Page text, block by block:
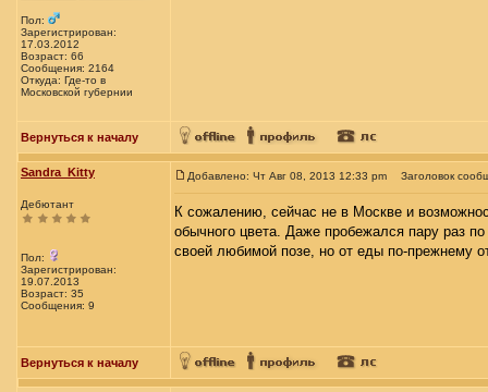
Пол:
Зарегистрирован:
17.03.2012
Возраст: 66
Сообщения: 2164
Откуда: Где-то в
Московской губернии
Вернуться к началу
Sandra_Kitty
Дебютант
Пол:
Зарегистрирован:
19.07.2013
Возраст: 35
Сообщения: 9
Добавлено: Чт Авг 08, 2013 12:33 pm Заголовок
К сожалению, сейчас не в Москве и
обычного цвета. Даже пробежался пару раз
своей любимой позе, но от еды по-прежнему
Вернуться к началу